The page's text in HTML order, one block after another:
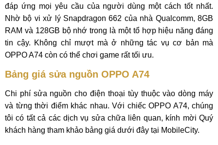
đáp ứng mọi yêu cầu của người dùng một cách tốt nhất.
Nhờ bộ vi xử lý Snapdragon 662 của nhà Qualcomm, 8GB
RAM và 128GB bộ nhớ trong là một tổ hợp hiệu năng đáng
tin cậy. Không chỉ mượt mà ở những tác vụ cơ bản mà
OPPO A74 còn có thể chơi game rất tối ưu.
Bảng giá sửa nguồn OPPO A74
Chi phí sửa nguồn cho điện thoại tùy thuộc vào dòng máy
và từng thời điểm khác nhau. Với chiếc OPPO A74, chúng
tôi có tất cả các dịch vụ sửa chữa liên quan, kính mời Quý
khách hàng tham khảo bảng giá dưới đây tại MobileCity.